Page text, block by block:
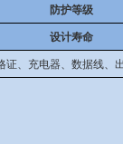
防护等级
设计寿命
证、充电器、数据线、